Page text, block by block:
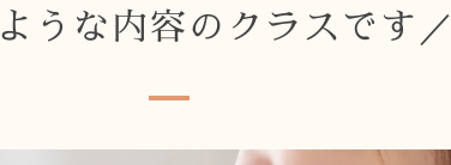
うな内容のクラスです／